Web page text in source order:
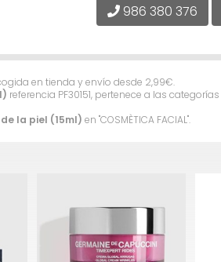
en tienda y envío desde 2,99€.
referencia PF30151, pertenece a las categorías
de la piel (15ml) en "COSMÈTICA FACIAL".
986 380 376